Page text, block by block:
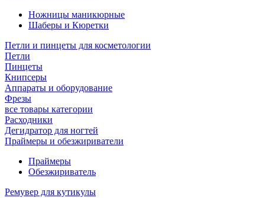
Ножницы маникюрные
Шаберы и Кюретки
Петли и пинцеты для косметологии
Петли
Пинцеты
Книпсеры
Аппараты и оборудование
Фрезы
все товары категории
Расходники
Дегидратор для ногтей
Праймеры и обезжириватели
Праймеры
Обезжириватель
Ремувер для кутикулы